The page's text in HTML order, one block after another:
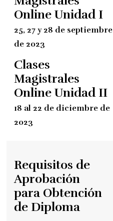
Online Unidad I
25, 27 y 28 de septiembre
de 2023
Clases
Magistrales
Online Unidad II
18 al 22 de diciembre de
2023
Requisitos de
Aprobación
para Obtención
de Diploma